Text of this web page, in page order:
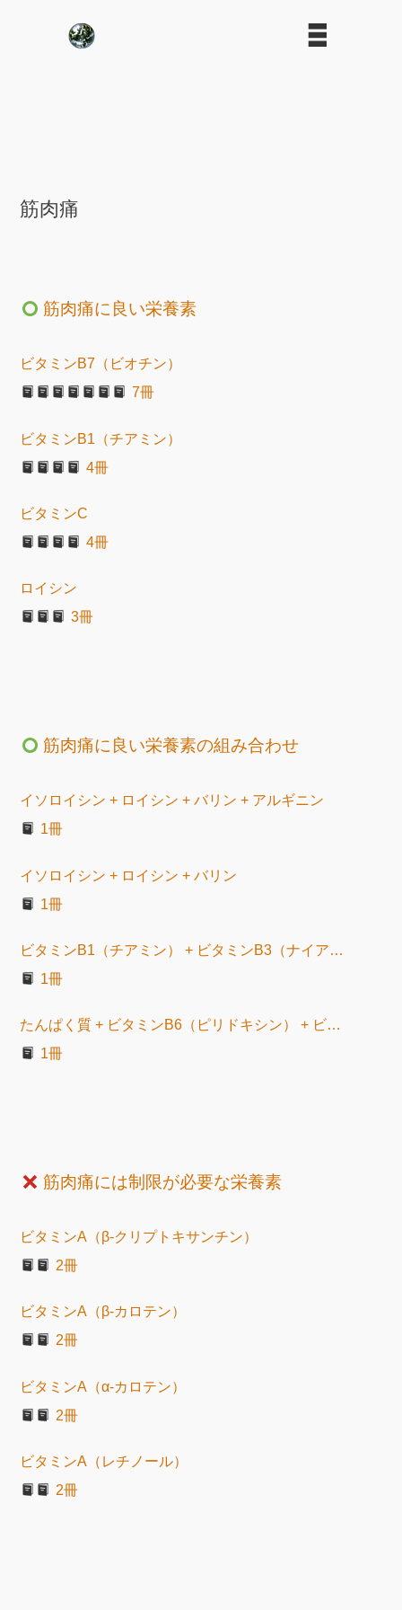
筋肉痛
筋肉痛に良い栄養素
ビタミンB7（ビオチン）
7冊
ビタミンB1（チアミン）
4冊
ビタミンC
4冊
ロイシン
3冊
筋肉痛に良い栄養素の組み合わせ
イソロイシン + ロイシン + バリン + アルギニン
1冊
イソロイシン + ロイシン + バリン
1冊
ビタミンB1（チアミン） + ビタミンB3（ナイアシン）
1冊
たんぱく質 + ビタミンB6（ピリドキシン） + ビタミンC
1冊
筋肉痛には制限が必要な栄養素
ビタミンA（β-クリプトキサンチン）
2冊
ビタミンA（β-カロテン）
2冊
ビタミンA（α-カロテン）
2冊
ビタミンA（レチノール）
2冊